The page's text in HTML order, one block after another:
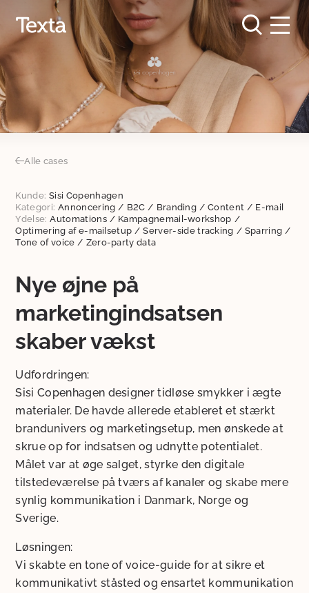
Alle cases
Kunde: Sisi Copenhagen
Kategori: Annoncering / B2C / Branding / Content / E-mail
Ydelse: Automations / Kampagnemail-workshop /
Optimering af e-mailsetup / Server-side tracking / Sparring /
Tone of voice / Zero-party data
Nye øjne på
marketingindsatsen
skaber vækst
Udfordringen:
Sisi Copenhagen designer tidløse smykker i ægte
materialer. De havde allerede etableret et stærkt
brandunivers og marketingsetup, men ønskede at
skrue op for indsatsen og udnytte potentialet.
Målet var at øge salget, styrke den digitale
tilstedeværelse på tværs af kanaler og skabe mere
synlig kommunikation i Danmark, Norge og
Sverige.
Løsningen:
Vi skabte en tone of voice-guide for at sikre et
kommunikativt ståsted og ensartet kommunikation